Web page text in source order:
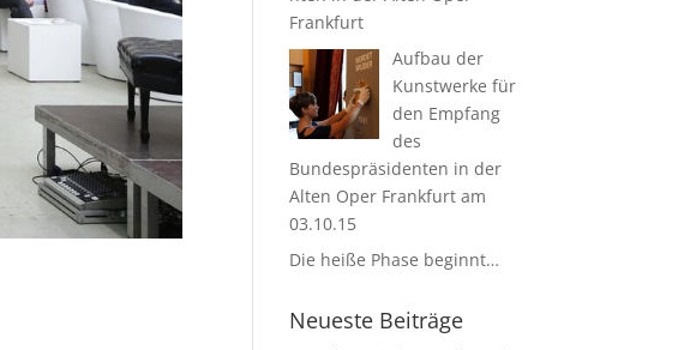
Frankfurt
Aufbau der
Kunstwerke für
den Empfang
des
Bundespräsidenten in der
Alten Oper Frankfurt am
03.10.15
Die heiße Phase beginnt…
Neueste Beiträge